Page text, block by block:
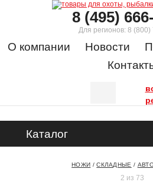
8 (495)
Для регионов: 8 (800)
О компании Новости
Каталог
НОЖИ / СКЛАДНЫЕ /
2 из 73